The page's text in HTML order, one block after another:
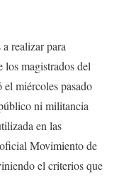
realizar para
los magistrados del
miércoles pasado
ni militancia
en las
Movimiento de
el criterios que